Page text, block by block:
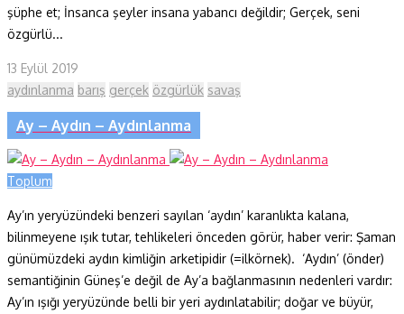
şüphe et; İnsanca şeyler insana yabancı değildir; Gerçek, seni
özgürlü...
13 Eylül 2019
aydınlanma barış gerçek özgürlük savaş
Ay – Aydın – Aydınlanma
Toplum
Ay’ın yeryüzündeki benzeri sayılan ‘aydın’ karanlıkta kalana,
bilinmeyene ışık tutar, tehlikeleri önceden görür, haber verir: Şaman
günümüzdeki aydın kimliğin arketipidir (=ilkörnek). ‘Aydın’ (önder)
semantiğinin Güneş’e değil de Ay’a bağlanmasının nedenleri vardır:
Ay’ın ışığı yeryüzünde belli bir yeri aydınlatabilir; doğar ve büyür,